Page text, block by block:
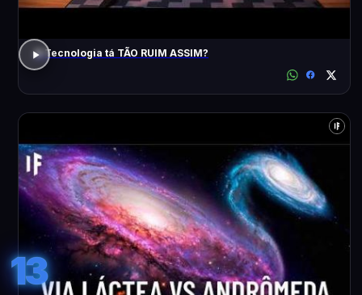
A Tecnologia tá TÃO RUIM ASSIM?
13